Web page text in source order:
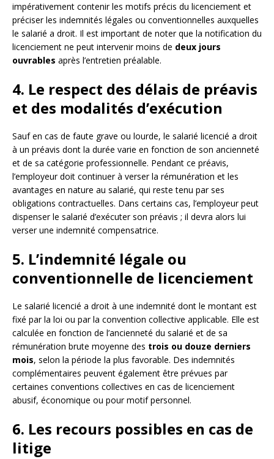
impérativement contenir les motifs précis du licenciement et
préciser les indemnités légales ou conventionnelles auxquelles
le salarié a droit. Il est important de noter que la notification du
licenciement ne peut intervenir moins de deux jours
ouvrables après l’entretien préalable.
4. Le respect des délais de préavis
et des modalités d’exécution
Sauf en cas de faute grave ou lourde, le salarié licencié a droit
à un préavis dont la durée varie en fonction de son ancienneté
et de sa catégorie professionnelle. Pendant ce préavis,
l’employeur doit continuer à verser la rémunération et les
avantages en nature au salarié, qui reste tenu par ses
obligations contractuelles. Dans certains cas, l’employeur peut
dispenser le salarié d’exécuter son préavis ; il devra alors lui
verser une indemnité compensatrice.
5. L’indemnité légale ou
conventionnelle de licenciement
Le salarié licencié a droit à une indemnité dont le montant est
fixé par la loi ou par la convention collective applicable. Elle est
calculée en fonction de l’ancienneté du salarié et de sa
rémunération brute moyenne des trois ou douze derniers
mois, selon la période la plus favorable. Des indemnités
complémentaires peuvent également être prévues par
certaines conventions collectives en cas de licenciement
abusif, économique ou pour motif personnel.
6. Les recours possibles en cas de
litige